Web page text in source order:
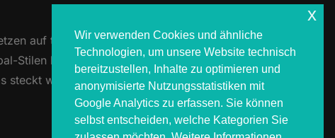
auf tiefes Schwarz, starke
Stilen beeinflusst, hat sich
steckt wirklich hinter dem Begriff
Wir verwenden Cookies und ähnliche
Technologien, um unsere Website technisch
bereitzustellen, Inhalte zu optimieren und
anonymisierte Nutzungsstatistiken mit
Google Analytics zu erfassen. Sie können
selbst entscheiden, welche Kategorien Sie
x